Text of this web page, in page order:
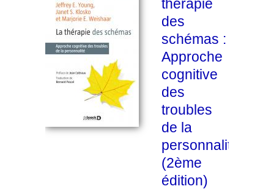
thérapie
des
schémas :
Approche
cognitive
des
troubles
de la
personnalité
(2ème
édition)